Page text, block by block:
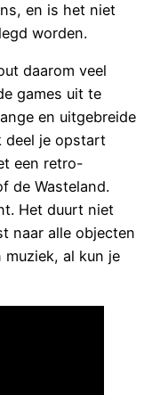
en is het niet
worden.
daarom veel
games uit te
en uitgebreide
deel je opstart
een retro-
de Wasteland.
Het duurt niet
naar alle objecten
muziek, al kun je